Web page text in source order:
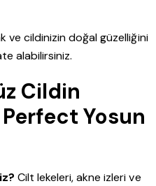
ve cildinizin doğal güzelliğini
alabilirsiniz.
Cildin
Yosun
Cilt lekeleri, akne izleri ve